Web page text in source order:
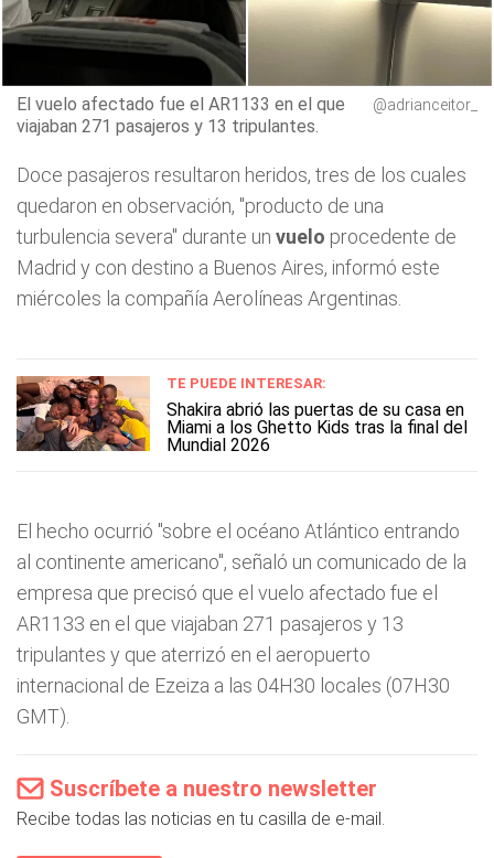
El vuelo afectado fue el AR1133 en el que
viajaban 271 pasajeros y 13 tripulantes.
@adrianceitor_
Doce pasajeros resultaron heridos, tres de los cuales
quedaron en observación, "producto de una
turbulencia severa" durante un vuelo procedente de
Madrid y con destino a Buenos Aires, informó este
miércoles la compañía Aerolíneas Argentinas.
TE PUEDE INTERESAR:
Shakira abrió las puertas de su casa en
Miami a los Ghetto Kids tras la final del
Mundial 2026
El hecho ocurrió "sobre el océano Atlántico entrando
al continente americano", señaló un comunicado de la
empresa que precisó que el vuelo afectado fue el
AR1133 en el que viajaban 271 pasajeros y 13
tripulantes y que aterrizó en el aeropuerto
internacional de Ezeiza a las 04H30 locales (07H30
GMT).
Suscríbete a nuestro newsletter
Recibe todas las noticias en tu casilla de e-mail.